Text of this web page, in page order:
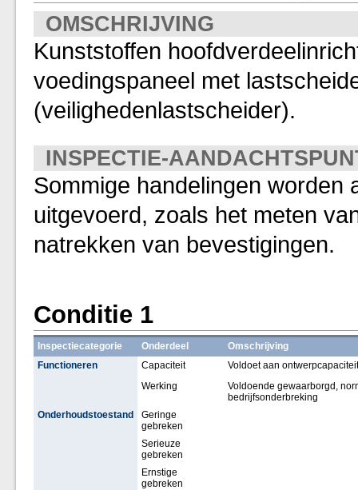
OMSCHRIJVING
Kunststoffen
voedingspaneel met
(veilighedenlastscheider).
INSPECTIE-
Sommige handelingen worden
uitgevoerd, zoals het meten
natrekken van bevestigingen.
Conditie 1
Inspectiecategorie Onderdeel
Omschrijving
Functioneren
Capaciteit
Voldoet aan
Werking
Voldoende gewaarborgd,
bedrijfsonderbreking
Onderhoudstoestand
Geringe
gebreken
Serieuze
gebreken
Ernstige
gebreken